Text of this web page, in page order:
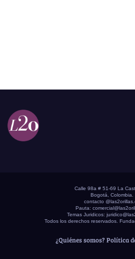
Calle 98a # 51-69 La
Bogotá, Colombia.
contacto
Pauta:
Temas Juridicos:
Todos los derechos reservados.
¿Quiénes somos? Política